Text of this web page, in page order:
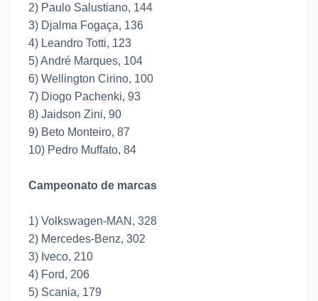
2) Paulo Salustiano, 144
3) Djalma Fogaça, 136
4) Leandro Totti, 123
5) André Marques, 104
6) Wellington Cirino, 100
7) Diogo Pachenki, 93
8) Jaidson Zini, 90
9) Beto Monteiro, 87
10) Pedro Muffato, 84
Campeonato de marcas
1) Volkswagen-MAN, 328
2) Mercedes-Benz, 302
3) Iveco, 210
4) Ford, 206
5) Scania, 179